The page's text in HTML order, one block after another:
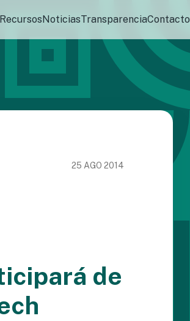
RecursosNoticiasTransparenciaContacto
25 AGO 2014
de